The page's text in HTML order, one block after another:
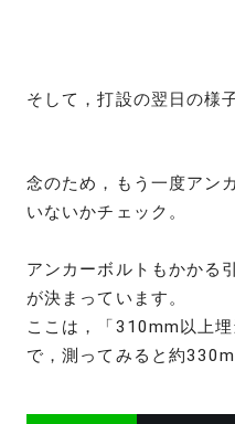
そして，打設の翌日の様子
念のため，もう一度アン
いないかチェック。
アンカーボルトもかかる
が決まっています。
ここは，「310mm以上
で，測ってみると約